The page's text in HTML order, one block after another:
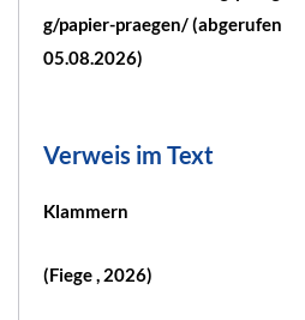
g/papier-praegen/ (abgerufen
05.08.2026)
Verweis im Text
Klammern
(Fiege , 2026)